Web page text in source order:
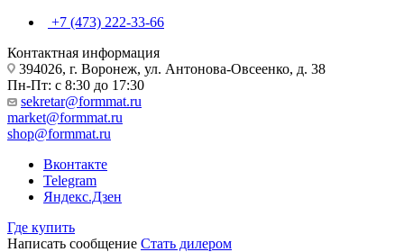
+7 (473) 222-33-66
Контактная информация
394026, г. Воронеж, ул. Антонова-Овсеенко, д. 38
Пн-Пт: с 8:30 до 17:30
sekretar@formmat.ru
market@formmat.ru
shop@formmat.ru
Вконтакте
Telegram
Яндекс.Дзен
Где купить
Написать сообщение Стать дилером